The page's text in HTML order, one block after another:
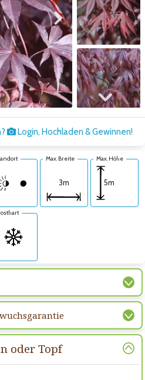
Zum nächsten Bild
Zum nächsten Bild
Login, Hochladen & Gewinnen!
Max. Breite
3m
Max. Höhe
5m
oder Topf